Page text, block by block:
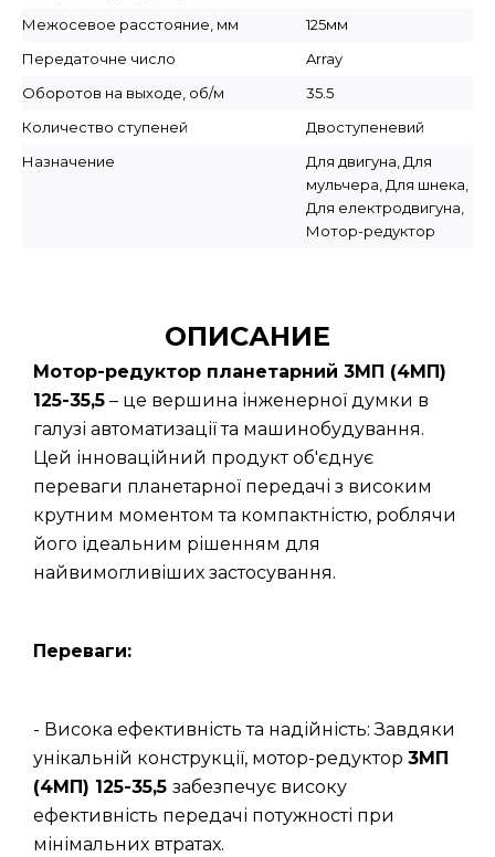
Межосевое расстояние, мм
125мм
Передаточне число
Array
Оборотов на выходе, об/м
35.5
Количество ступеней
Двоступеневий
Назначение
Для двигуна, Для
мульчера, Для шнека,
Для електродвигуна,
Мотор-редуктор
ОПИСАНИЕ
Мотор-редуктор планетарний 3МП (4МП)
125-35,5 – це вершина інженерної думки в
галузі автоматизації та машинобудування.
Цей інноваційний продукт об'єднує
переваги планетарної передачі з високим
крутним моментом та компактністю, роблячи
його ідеальним рішенням для
найвимогливіших застосування.
Переваги:
- Висока ефективність та надійність: Завдяки
унікальній конструкції, мотор-редуктор 3МП
(4МП) 125-35,5 забезпечує високу
ефективність передачі потужності при
мінімальних втратах.